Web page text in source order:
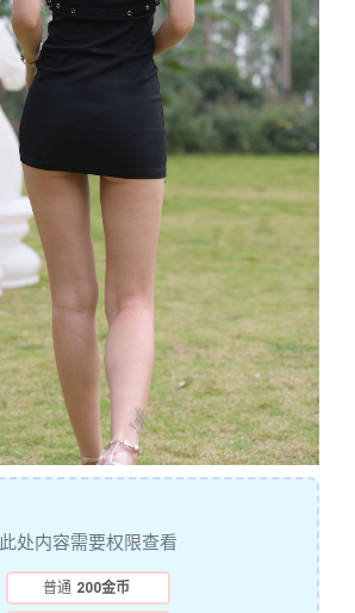
此处内容需要权限查看
普通 200金币